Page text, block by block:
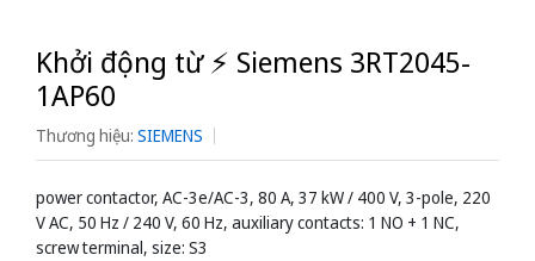
Khởi động từ ⚡️ Siemens 3RT2045-
1AP60
Thương hiệu: SIEMENS
power contactor, AC-3e/AC-3, 80 A, 37 kW / 400 V, 3-pole, 220
V AC, 50 Hz / 240 V, 60 Hz, auxiliary contacts: 1 NO + 1 NC,
screw terminal, size: S3